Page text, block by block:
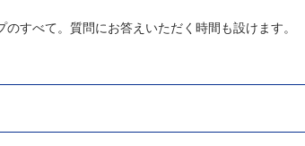
すべて。質問にお答えいただく時間も設けます。